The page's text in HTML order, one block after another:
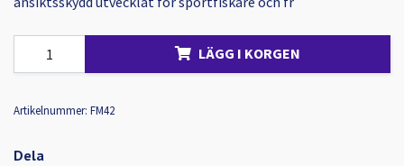
LÄGG I KORGEN
Artikelnummer: FM42
Dela